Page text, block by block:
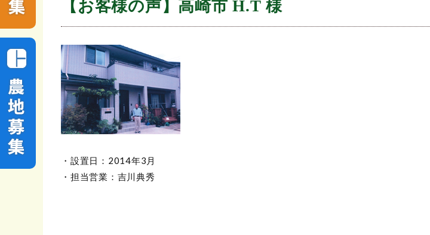
【お客様の声】高崎市 H.T 様
・設置日：2014年3月
・担当営業：吉川典秀